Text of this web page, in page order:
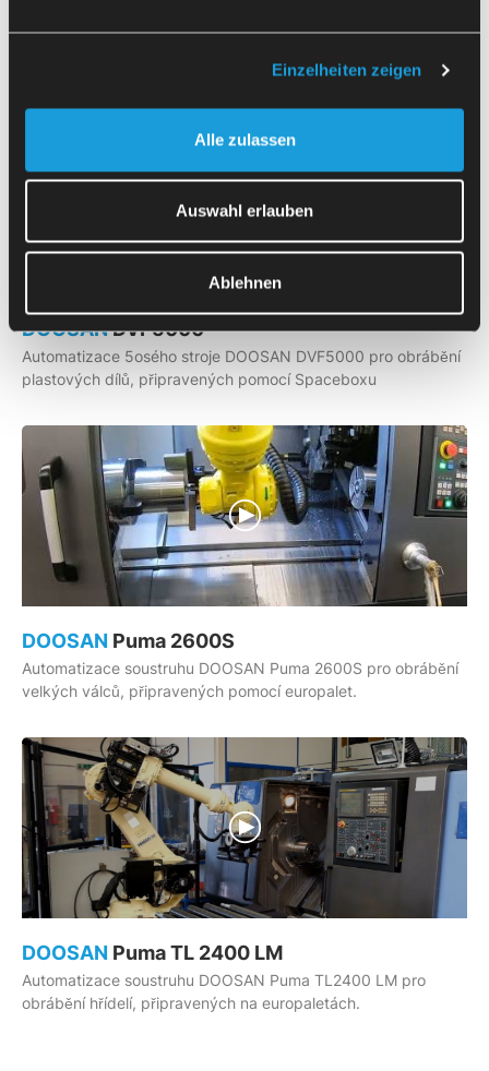
Einzelheiten zeigen
Alle zulassen
Auswahl erlauben
Ablehnen
DOOSANDVF5000
Automatizace 5osého stroje DOOSAN DVF5000 pro obrábění
plastových dílů, připravených pomocí Spaceboxu
DOOSAN Puma 2600S
Automatizace soustruhu DOOSAN Puma 2600S pro obrábění
velkých válců, připravených pomocí europalet.
DOOSAN Puma TL 2400 LM
Automatizace soustruhu DOOSAN Puma TL2400 LM pro
obrábění hřídelí, připravených na europaletách.